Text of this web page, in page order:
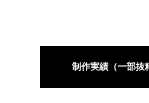
PHOTOGRAPH
制作実績（一部抜